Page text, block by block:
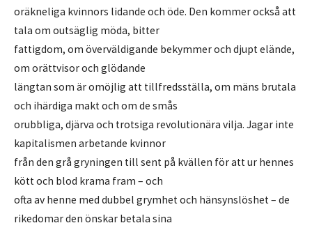
oräkneliga kvinnors lidande och öde. Den kommer också att
tala om outsäglig möda, bitter
fattigdom, om överväldigande bekymmer och djupt elände,
om orättvisor och glödande
längtan som är omöjlig att tillfredsställa, om mäns brutala
och ihärdiga makt och om de smås
orubbliga, djärva och trotsiga revolutionära vilja. Jagar inte
kapitalismen arbetande kvinnor
från den grå gryningen till sent på kvällen för att ur hennes
kött och blod krama fram – och
ofta av henne med dubbel grymhet och hänsynslöshet – de
rikedomar den önskar betala sina